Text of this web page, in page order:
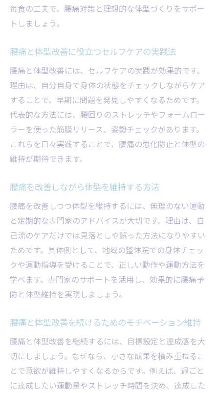
毎食の工夫で、腰痛対策と理想的な体型づくりをサポー
トしましょう。
腰痛と体型改善に役立つセルフケアの実践法
腰痛と体型改善には、セルフケアの実践が効果的です。
理由は、自分自身で身体の状態をチェックしながらケア
することで、早期に問題を発見しやすくなるためです。
代表的な方法には、腰回りのストレッチやフォームロー
ラーを使った筋膜リリース、姿勢チェックがあります。
これらを日々実践することで、腰痛の悪化防止と体型の
維持が期待できます。
腰痛を改善しながら体型を維持する方法
腰痛を改善しつつ体型を維持するには、無理のない運動
と定期的な専門家のアドバイスが大切です。理由は、自
己流のケアだけでは見落としや誤った方法になりやすい
ためです。具体例として、地域の整体院での身体チェッ
クや運動指導を受けることで、正しい動作や運動方法を
学べます。専門家のサポートを活用し、効果的に腰痛予
防と体型維持を実現しましょう。
腰痛と体型改善を続けるためのモチベーション維持
腰痛と体型改善を継続するには、目標設定と達成感を大
切にしましょう。なぜなら、小さな成果を積み重ねるこ
とで意欲が維持しやすくなるからです。例えば、週ごと
に達成したい運動量やストレッチ時間を決め、達成した